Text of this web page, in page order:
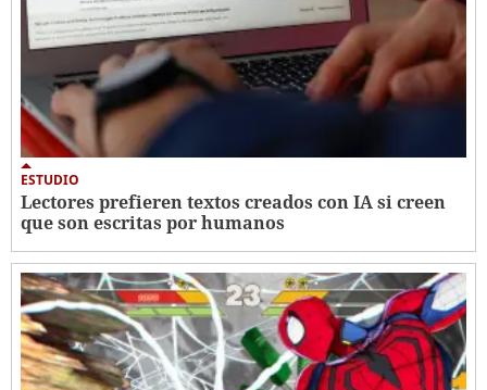
ESTUDIO
Lectores prefieren textos creados con IA si creen
que son escritas por humanos